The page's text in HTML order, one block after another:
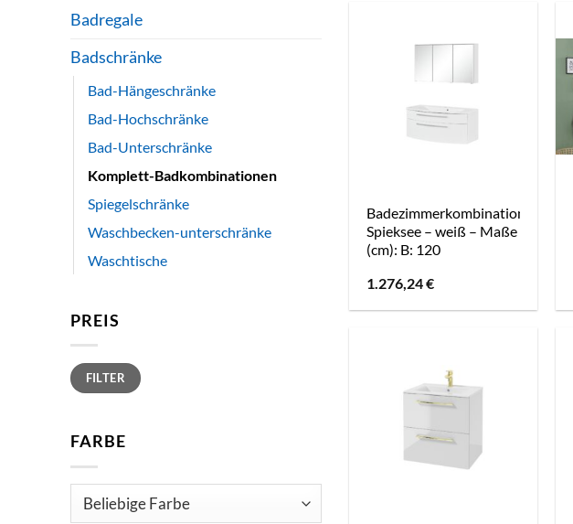
Badregale
Badschränke
Bad-Hängeschränke
Bad-Hochschränke
Bad-Unterschränke
Komplett-Badkombinationen
Spiegelschränke
Waschbecken-unterschränke
Waschtische
PREIS
Min.
Preis
Max.
PreisFILTER
FARBE
Badezimmerkombination
Spieksee – weiß – Maße
(cm): B: 120
1.276,24€